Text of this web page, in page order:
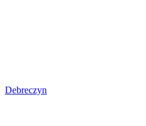
Debreczyn